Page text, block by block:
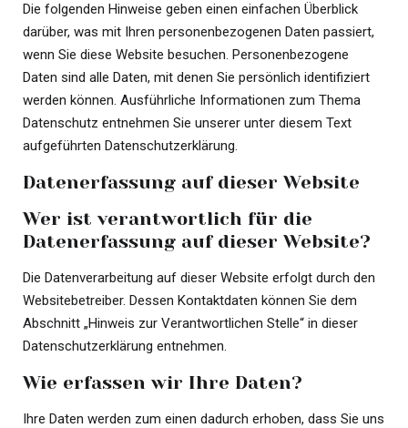
Die folgenden Hinweise geben einen einfachen Überblick
darüber, was mit Ihren personenbezogenen Daten passiert,
wenn Sie diese Website besuchen. Personenbezogene
Daten sind alle Daten, mit denen Sie persönlich identifiziert
werden können. Ausführliche Informationen zum Thema
Datenschutz entnehmen Sie unserer unter diesem Text
aufgeführten Datenschutzerklärung.
Datenerfassung auf dieser Website
Wer ist verantwortlich für die
Datenerfassung auf dieser Website?
Die Datenverarbeitung auf dieser Website erfolgt durch den
Websitebetreiber. Dessen Kontaktdaten können Sie dem
Abschnitt „Hinweis zur Verantwortlichen Stelle“ in dieser
Datenschutzerklärung entnehmen.
Wie erfassen wir Ihre Daten?
Ihre Daten werden zum einen dadurch erhoben, dass Sie uns